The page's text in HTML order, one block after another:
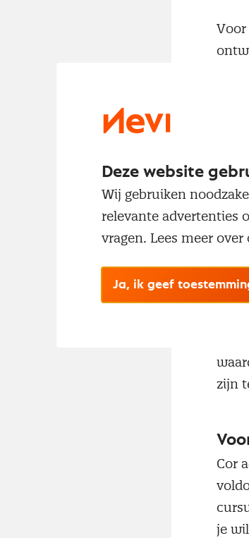
van
Dat
zijn
Cor
je
Deze website
Wij gebruiken
relevante advertenties
vragen. Lees meer over
Ja, ik geef